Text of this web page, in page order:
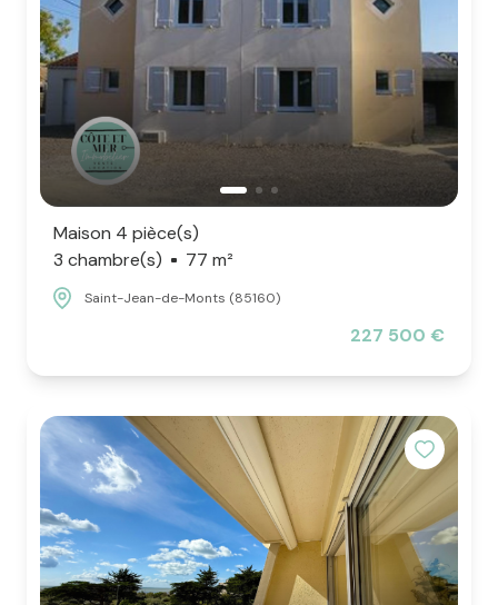
Maison 4 pièce(s)
3 chambre(s)
77 m²
Saint-Jean-de-Monts (85160)
227 500 €